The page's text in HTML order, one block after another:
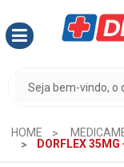
HOME
DORFLEX